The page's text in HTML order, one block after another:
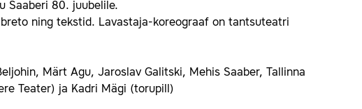
Saaberi 80. juubelile.
ning tekstid. Lavastaja-koreograaf on tantsuteatri
Märt Agu, Jaroslav Galitski, Mehis Saaber, Tallinna
Teater) ja Kadri Mägi (torupill)